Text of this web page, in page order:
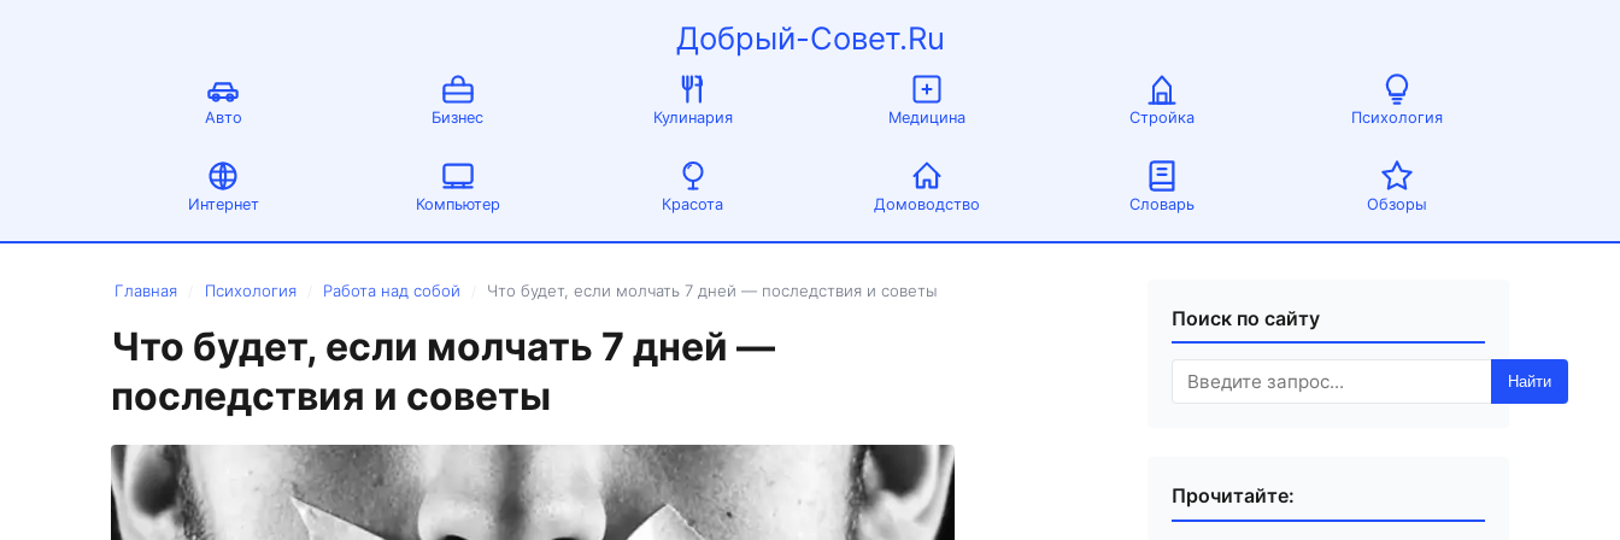
Добрый-Совет.Ru
Авто Бизнес Кулинария Медицина Стройка Психология
Интернет Компьютер Красота Домоводство Словарь Обзоры
Главная Психология Работа над собой Что будет, если молчать 7 дней — последствия и советы
Что будет, если молчать 7 дней —
последствия и советы
Поиск по сайту
Найти
Прочитайте: